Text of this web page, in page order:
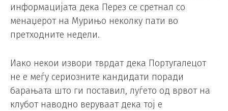
информацијата дека Перез се сретнал со
менаџерот на Мурињо неколку пати во
претходните недели.
Иако некои извори тврдат дека Португалецот
не е меѓу сериозните кандидати поради
барањата што ги поставил, луѓето од врвот на
клубот наводно веруваат дека тој е